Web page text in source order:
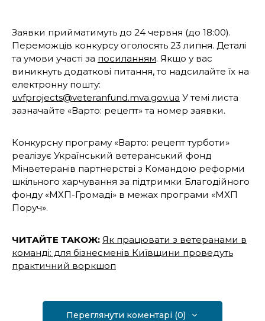
Заявки прийматимуть до 24 червня (до 18:00).
Переможців конкурсу оголосять 23 липня. Деталі
та умови участі за посиланням. Якщо у вас
виникнуть додаткові питання, то надсилайте їх на
електронну пошту:
uvfprojects@veteranfund.mva.gov.ua У темі листа
зазначайте «Варто: рецепт» та номер заявки.
Конкурсну програму «Варто: рецепт турботи»
реалізує Український ветеранський фонд
Мінветеранів партнерстві з Командою реформи
шкільного харчування за підтримки Благодійного
фонду «МХП-Громаді» в межах програми «МХП
Поруч».
ЧИТАЙТЕ ТАКОЖ: Як працювати з ветеранами в
команді: для бізнесменів Київщини проведуть
практичний воркшоп
Переглянути коментарі (0)